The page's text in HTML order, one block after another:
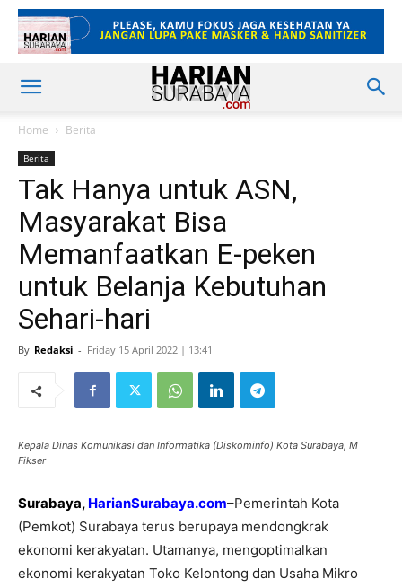
Home Berita
Berita
Tak Hanya untuk ASN,
Masyarakat Bisa
Memanfaatkan E-peken
untuk Belanja Kebutuhan
Sehari-hari
By Redaksi - Friday 15 April 2022 | 13:41
Kepala Dinas Komunikasi dan Informatika (Diskominfo) Kota Surabaya, M
Fikser
Surabaya, HarianSurabaya.com–Pemerintah Kota
(Pemkot) Surabaya terus berupaya mendongkrak
ekonomi kerakyatan. Utamanya, mengoptimalkan
ekonomi kerakyatan Toko Kelontong dan Usaha Mikro